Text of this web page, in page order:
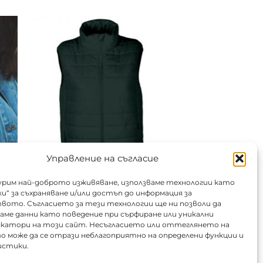
Управление на съгласие
най-доброто изживяване, използваме технологии като
за съхраняване и/или достъп до информация за
Съгласието за тези технологии ще ни позволи да
данни като поведение при сърфиране или уникални
на този сайт. Несъгласието или оттеглянето на
може да се отрази неблагоприятно на определени функции и
Елек пух/ватиран къс
Цена от: 11.50€/ 22.49 лв.